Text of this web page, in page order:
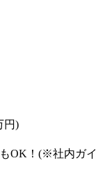
円)
OK！(※社内ガイ